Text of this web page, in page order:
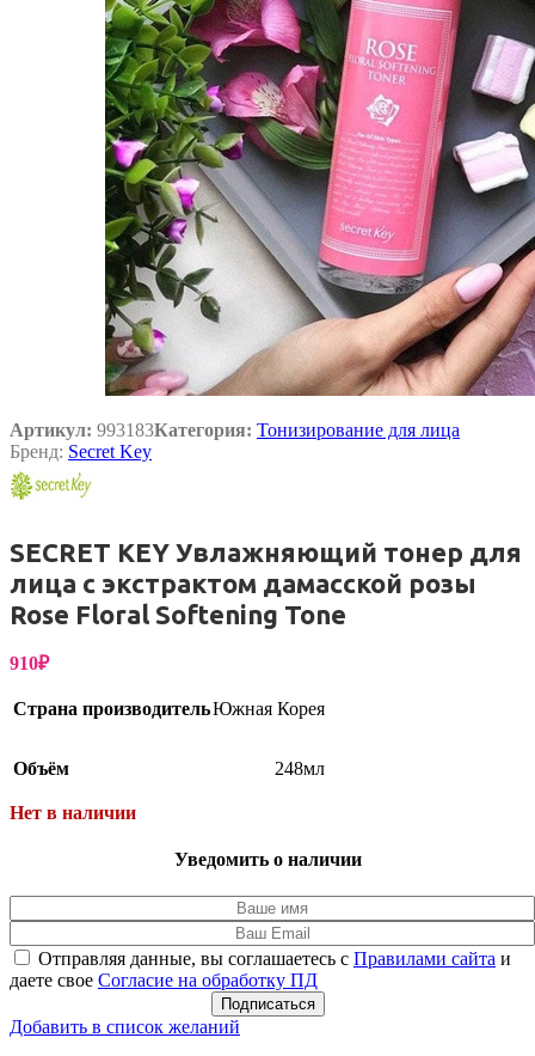
Артикул: 993183Категория: Тонизирование для лица
Бренд: Secret Key
SECRET KEY Увлажняющий тонер для
лица с экстрактом дамасской розы
Rose Floral Softening Tone
910₽
Страна производительЮжная Корея
Объём 248мл
Нет в наличии
Уведомить о наличии
Отправляя данные, вы соглашаетесь с Правилами сайта и
даете свое Согласие на обработку ПД
Подписаться
Добавить в список желаний